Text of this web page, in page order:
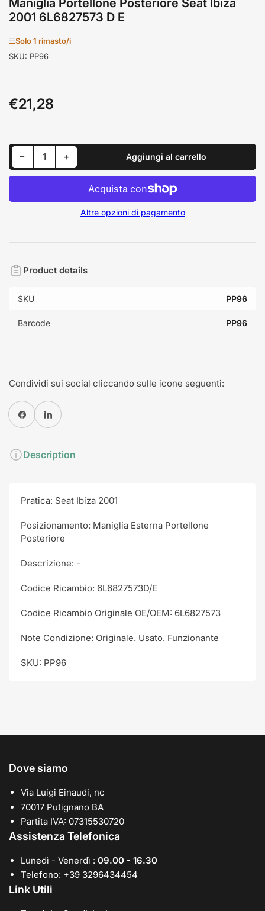
2001 6L6827573 D E
Solo 1 rimasto/i
SKU: PP96
Prezzo
standard
€21,28
−
Riduci quantità per Maniglia Portellone Posteriore Seat Ibiza 2001 6L6827573 D E
Quantità +
Aumenta quantità per Maniglia Portellone Posteriore Seat Ibiza 2001 6L6827573 D E Aggiungi al carrello
Altre opzioni di pagamento
Product details
SKU PP96
Barcode PP96
Condividi sui social cliccando sulle icone seguenti:
Condividi su FacebookCondividi su Pinterest
Description
Pratica: Seat Ibiza 2001
Posizionamento: Maniglia Esterna Portellone
Posteriore
Descrizione: -
Codice Ricambio: 6L6827573D/E
Codice Ricambio Originale OE/OEM: 6L6827573
Note Condizione: Originale. Usato. Funzionante
SKU: PP96
Dove siamo
Via Luigi Einaudi, nc
70017 Putignano BA
Partita IVA: 07315530720
Assistenza Telefonica
Lunedì - Venerdì : 09.00 - 16.30
Telefono: +39 3296434454
Link Utili